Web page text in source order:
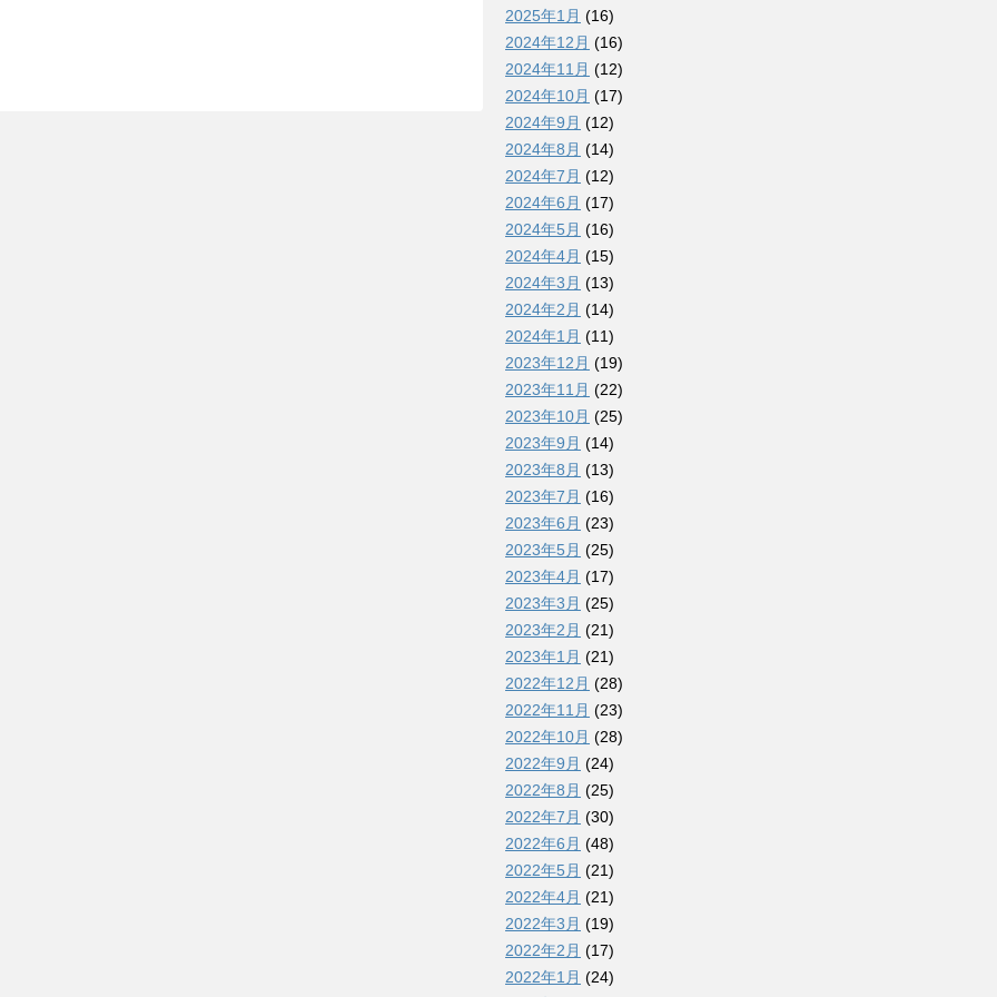
2025年1月 (16)
2024年12月 (16)
2024年11月 (12)
2024年10月 (17)
2024年9月 (12)
2024年8月 (14)
2024年7月 (12)
2024年6月 (17)
2024年5月 (16)
2024年4月 (15)
2024年3月 (13)
2024年2月 (14)
2024年1月 (11)
2023年12月 (19)
2023年11月 (22)
2023年10月 (25)
2023年9月 (14)
2023年8月 (13)
2023年7月 (16)
2023年6月 (23)
2023年5月 (25)
2023年4月 (17)
2023年3月 (25)
2023年2月 (21)
2023年1月 (21)
2022年12月 (28)
2022年11月 (23)
2022年10月 (28)
2022年9月 (24)
2022年8月 (25)
2022年7月 (30)
2022年6月 (48)
2022年5月 (21)
2022年4月 (21)
2022年3月 (19)
2022年2月 (17)
2022年1月 (24)